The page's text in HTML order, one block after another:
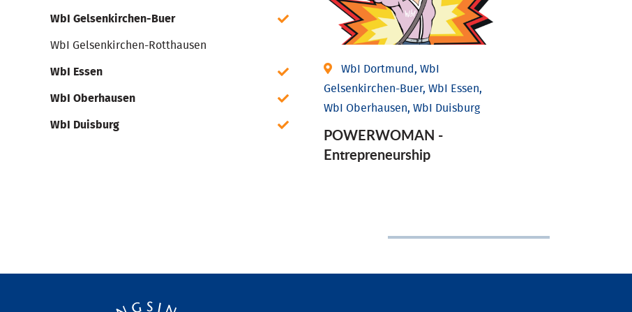
WbI Gelsenkirchen-Buer
WbI Gelsenkirchen-Rotthausen
WbI Essen
WbI Oberhausen
WbI Duisburg
WbI Dortmund, WbI
Gelsenkirchen-Buer, WbI Essen,
WbI Oberhausen, WbI Duisburg
POWERWOMAN -
Entrepreneurship